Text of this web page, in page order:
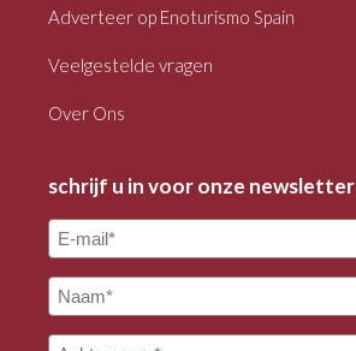
Adverteer op Enoturismo Spain
Veelgestelde vragen
Over Ons
schrijf u in voor onze newsletter